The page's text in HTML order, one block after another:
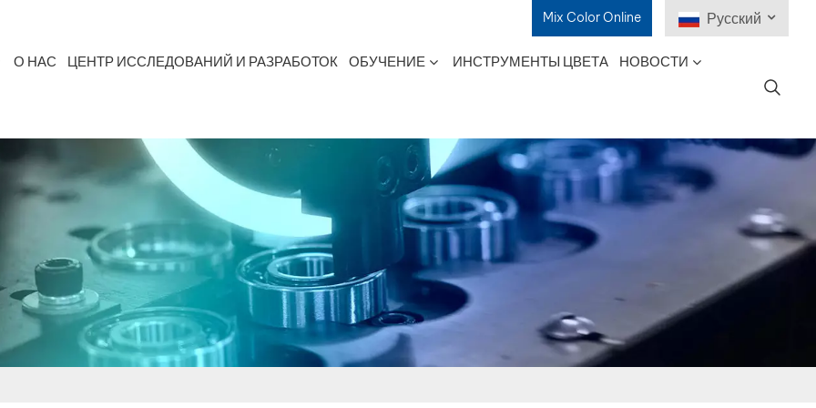
Mix Color Online Русский
Français
Deutsch
Português
О НАС ЦЕНТР ИССЛЕДОВАНИЙ И РАЗРАБОТОК ОБУЧЕНИЕ ИНСТРУМЕНТЫ ЦВЕТА НОВОСТИ